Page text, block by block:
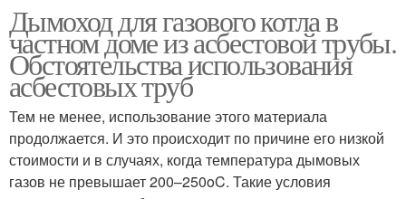
Дымоход для газового котла в
частном доме из асбестовой трубы.
Обстоятельства использования
асбестовых труб
Тем не менее, использование этого материала
продолжается. И это происходит по причине его низкой
стоимости и в случаях, когда температура дымовых
газов не превышает 200–250oC. Такие условия